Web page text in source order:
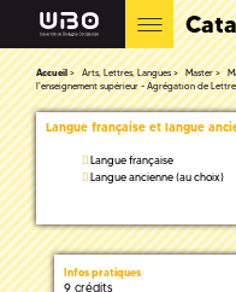
Accueil Arts, Lettres, Langues Master
l'enseignement supérieur - Agrégation de
Langue française et langue
Langue française
Langue ancienne (au choix)
Infos pratiques
9 crédits